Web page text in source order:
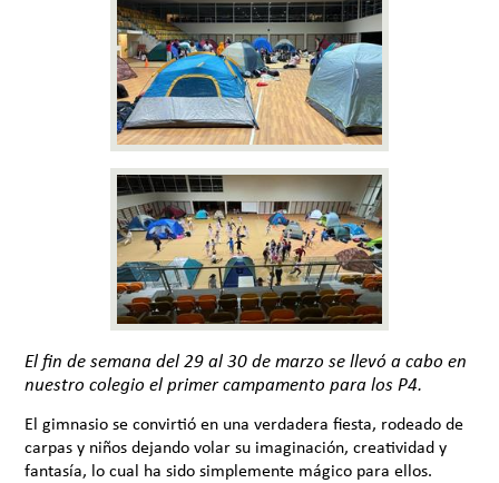
El fin de semana del 29 al 30 de marzo se llevó a cabo en
nuestro colegio el primer campamento para los P4.
El gimnasio se convirtió en una verdadera fiesta, rodeado de
carpas y niños dejando volar su imaginación, creatividad y
fantasía, lo cual ha sido simplemente mágico para ellos.